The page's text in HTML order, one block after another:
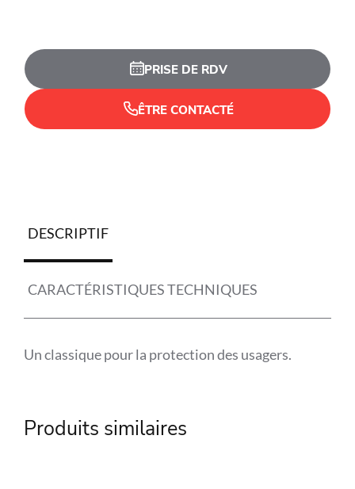
PRISE DE RDV
ÊTRE CONTACTÉ
DESCRIPTIF
CARACTÉRISTIQUES TECHNIQUES
Un classique pour la protection des usagers.
Produits similaires